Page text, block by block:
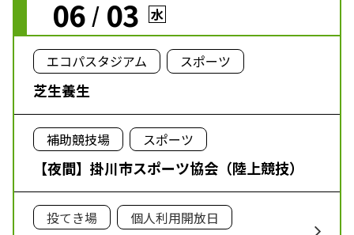
06 / 03 水
エコパスタジアム スポーツ
芝生養生
補助競技場 スポーツ
【夜間】掛川市スポーツ協会（陸上競技）
投てき場 個人利用開放日